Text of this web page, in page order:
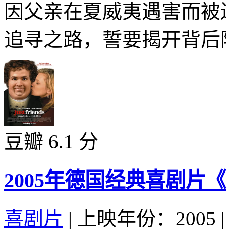
因父亲在夏威夷遇害而
追寻之路，誓要揭开背
豆瓣 6.1 分
2005年德国经典喜剧片
喜剧片 | 上映年份：2005 |